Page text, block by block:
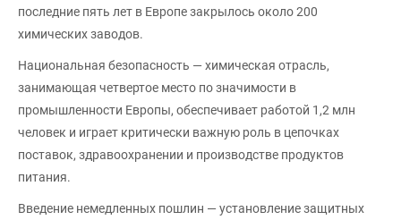
последние пять лет в Европе закрылось около 200
химических заводов.
Национальная безопасность — химическая отрасль,
занимающая четвертое место по значимости в
промышленности Европы, обеспечивает работой 1,2 млн
человек и играет критически важную роль в цепочках
поставок, здравоохранении и производстве продуктов
питания.
Введение немедленных пошлин — установление защитных